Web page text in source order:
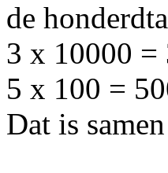
de
3 x 10000 =
5 x 100 =
Dat is